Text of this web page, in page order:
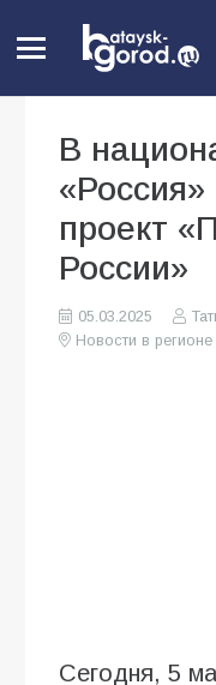
В
«Россия»
проект
России»
05.03.2025
Новости в регионе
Сегодня, 5